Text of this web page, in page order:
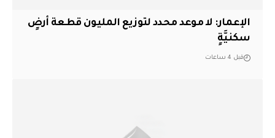
الإعمار: لا موعد محدد لتوزيع المليون قطعة أرضٍ
سكنيَّةٍ
قبل 4 ساعات